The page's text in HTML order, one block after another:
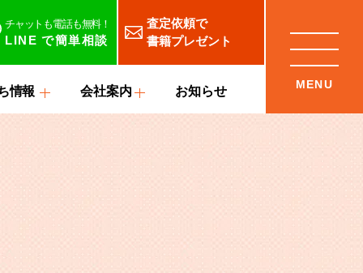
チャットも電話も無料！
LINE で簡単相談
査定依頼で
書籍プレゼント
情報 会社案内 お知らせ